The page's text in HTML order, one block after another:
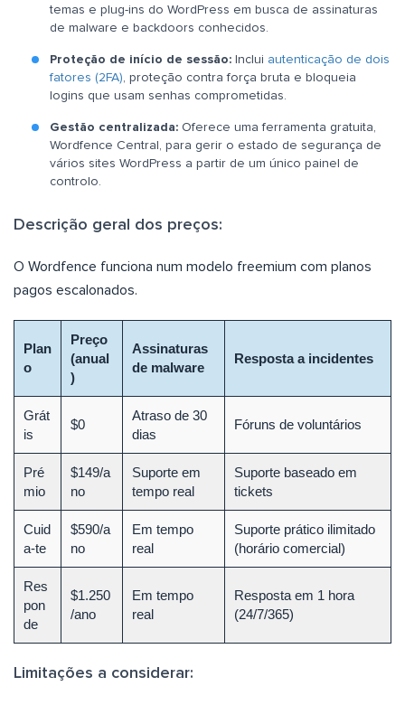
temas e plug-ins do WordPress em busca de assinaturas
de malware e backdoors conhecidos.
Proteção de início de sessão: Inclui autenticação de dois
fatores (2FA), proteção contra força bruta e bloqueia
logins que usam senhas comprometidas.
Gestão centralizada: Oferece uma ferramenta gratuita,
Wordfence Central, para gerir o estado de segurança de
vários sites WordPress a partir de um único painel de
controlo.
Descrição geral dos preços:
O Wordfence funciona num modelo freemium com planos
pagos escalonados.
Plan
o
Preço
(anual
)
Assinaturas
de malware
Resposta a incidentes
Grát
is
$0
Atraso de 30
dias
Fóruns de voluntários
Pré
mio
$149/a
no
Suporte em
tempo real
Suporte baseado em
tickets
Cuid
a-te
$590/a
no
Em tempo
real
Suporte prático ilimitado
(horário comercial)
Res
pon
de
$1.250
/ano
Em tempo
real
Resposta em 1 hora
(24/7/365)
Limitações a considerar: